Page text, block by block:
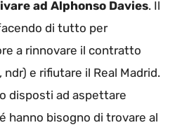
ad Alphonso Davies. Il
di tutto per
a rinnovare il contratto
e rifiutare il Real Madrid.
disposti ad aspettare
hanno bisogno di trovare al